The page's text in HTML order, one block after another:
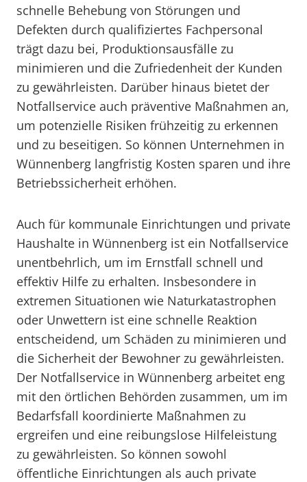
schnelle Behebung von Störungen und
Defekten durch qualifiziertes Fachpersonal
trägt dazu bei, Produktionsausfälle zu
minimieren und die Zufriedenheit der Kunden
zu gewährleisten. Darüber hinaus bietet der
Notfallservice auch präventive Maßnahmen an,
um potenzielle Risiken frühzeitig zu erkennen
und zu beseitigen. So können Unternehmen in
Wünnenberg langfristig Kosten sparen und ihre
Betriebssicherheit erhöhen.
Auch für kommunale Einrichtungen und private
Haushalte in Wünnenberg ist ein Notfallservice
unentbehrlich, um im Ernstfall schnell und
effektiv Hilfe zu erhalten. Insbesondere in
extremen Situationen wie Naturkatastrophen
oder Unwettern ist eine schnelle Reaktion
entscheidend, um Schäden zu minimieren und
die Sicherheit der Bewohner zu gewährleisten.
Der Notfallservice in Wünnenberg arbeitet eng
mit den örtlichen Behörden zusammen, um im
Bedarfsfall koordinierte Maßnahmen zu
ergreifen und eine reibungslose Hilfeleistung
zu gewährleisten. So können sowohl
öffentliche Einrichtungen als auch private